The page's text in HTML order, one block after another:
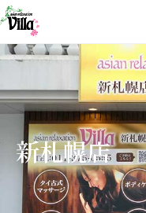
新札幌店